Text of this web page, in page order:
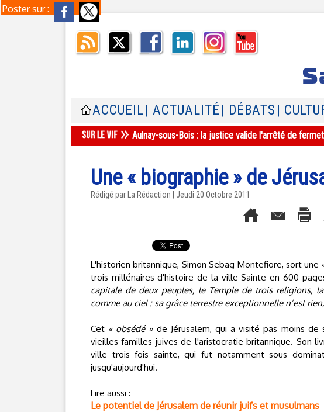
Poster sur :
ACCUEIL | ACTUALITÉ | DÉBATS |
Aulnay-sous-Bois : la justice valide l'arrêté de
Une « biographie » de
Rédigé par La Rédaction | Jeudi 20 Octobre 2011
L'historien britannique, Simon Sebag Montefiore, sort
trois millénaires d'histoire de la ville Sainte en 600
capitale de deux peuples, le Temple de trois religions,
comme au ciel : sa grâce terrestre exceptionnelle n’est
Cet « obsédé »de Jérusalem, qui a visité pas moins
vieilles familles juives de l'aristocratie britannique. Son
ville trois fois sainte, qui fut notamment sous
jusqu'aujourd'hui.
Lire aussi :
Le potentiel de Jérusalem de réunir juifs et musulmans